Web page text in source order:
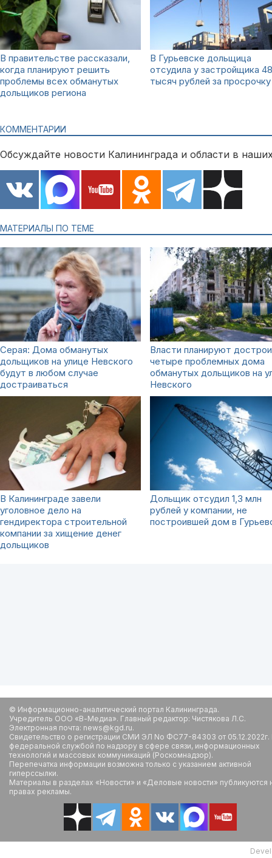
В правительстве рассказали,
когда планируют решить
проблемы всех обманутых
дольщиков региона
В Гурьевске дольщица
отсудила у застройщика
тысяч рублей за просрочку
КОММЕНТАРИИ
Обсуждайте новости Калининграда и области в
МАТЕРИАЛЫ ПО ТЕМЕ
Серая: Дома обманутых
дольщиков на улице Невского
будут в любом случае
достраиваться
Власти планируют
четыре проблемных дома
обманутых дольщиков на
Невского
В Калининграде завели
уголовное дело на
гендиректора строительной
компании за хищение денег
дольщиков
Дольщик отсудил 1,3 млн
рублей у компании, не
построившей дом в
© Информационно-аналитический портал Калининграда.
Учредитель ООО «В-Медиа». Главный редактор: Чистякова Л.С.
Электронная почта: news@kgd.ru.
Свидетельство о регистрации СМИ ЭЛ No ФС77-84303 от
федеральной службой по надзору в сфере связи, информационных
технологий и массовых коммуникаций (Роскомнадзор).
Перепечатка информации возможна только с указанием активной
гиперссылки.
Материалы в разделах «Новости» и «Деловые новости» публикуются
правах рекламы.